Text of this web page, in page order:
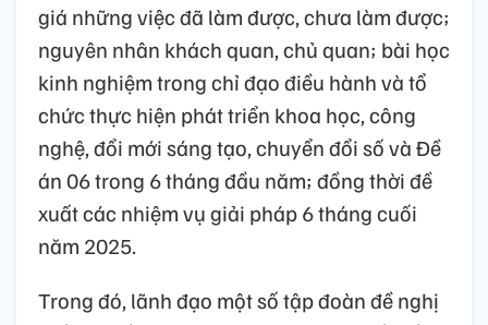
giá những việc đã làm được, chưa làm được;
nguyên nhân khách quan, chủ quan; bài học
kinh nghiệm trong chỉ đạo điều hành và tổ
chức thực hiện phát triển khoa học, công
nghệ, đổi mới sáng tạo, chuyển đổi số và Đề
án 06 trong 6 tháng đầu năm; đồng thời đề
xuất các nhiệm vụ giải pháp 6 tháng cuối
năm 2025.
Trong đó, lãnh đạo một số tập đoàn đề nghị